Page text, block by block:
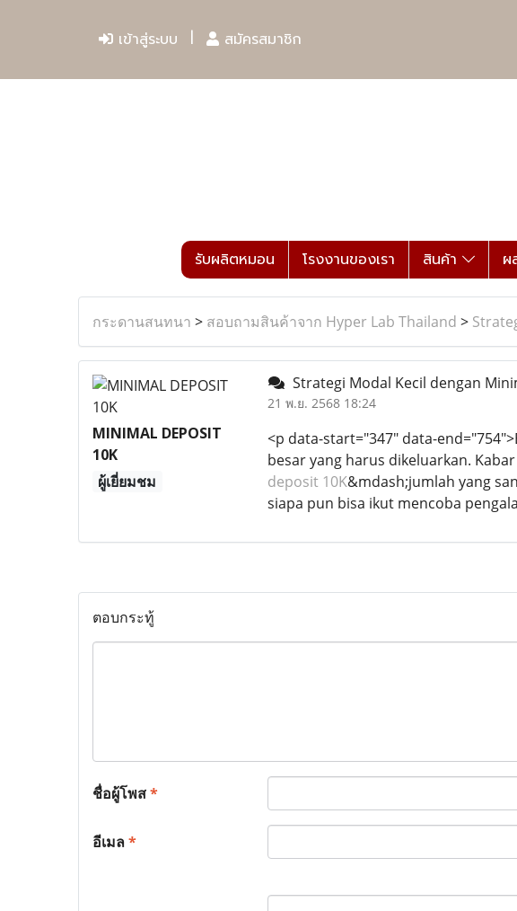
เข้าสู่ระบบ สมัครสมาชิก
รับผลิตหมอน โรงงานของเรา สินค้า ผ
กระดานสนทนา > สอบถามสินค้าจาก Hyper Lab Thailand >
MINIMAL DEPOSIT
10K
ผู้เยี่ยมชม
Strategi Modal Kecil dengan
21 พ.ย. 2568 18:24
<p data-start="347" data-
besar yang harus dikeluarkan.
deposit 10K&mdash;jumlah yang
siapa pun bisa ikut mencoba
ตอบกระทู้
ชื่อผู้โพส*
อีเมล*